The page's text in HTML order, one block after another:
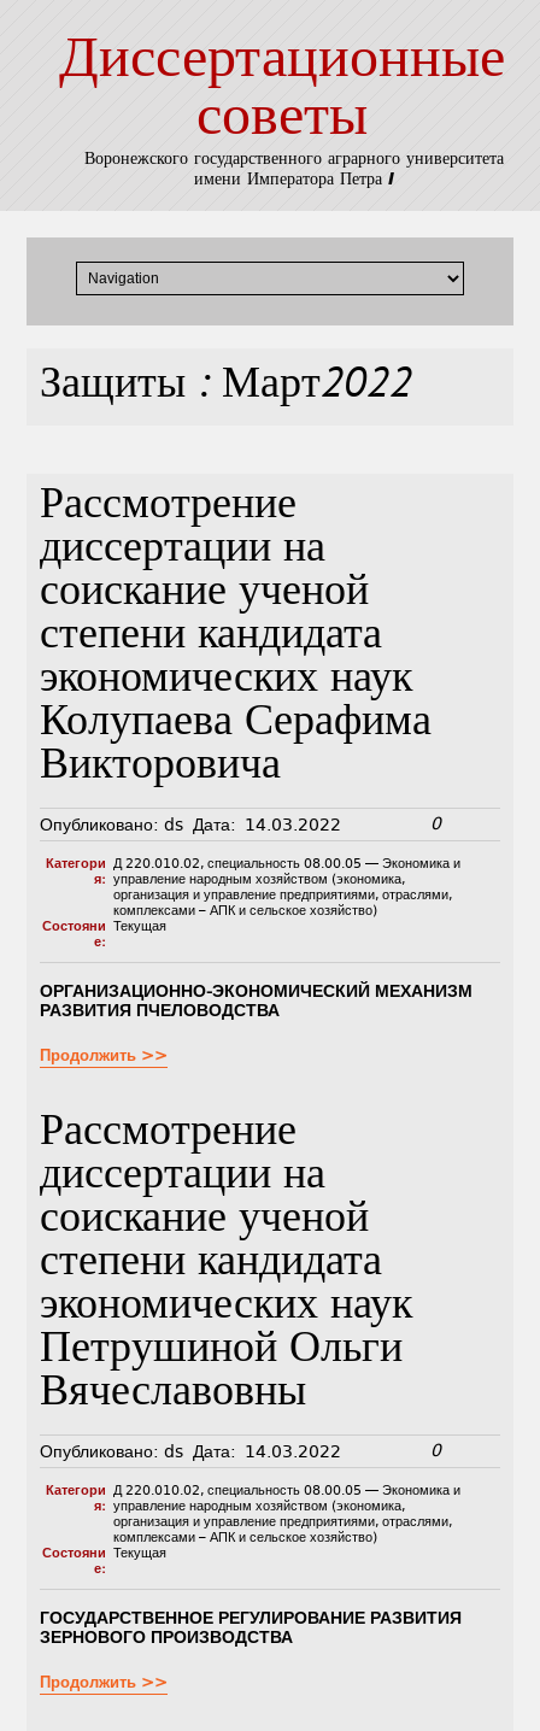
Диссертационные
советы
Воронежского государственного аграрного университета
имени Императора Петра I
Защиты : Март2022
Рассмотрение
диссертации на
соискание ученой
степени кандидата
экономических наук
Колупаева Серафима
Викторовича
Опубликовано: ds Дата: 14.03.2022 0
Категори
я:
Д 220.010.02, специальность 08.00.05 — Экономика и
управление народным хозяйством (экономика,
организация и управление предприятиями, отраслями,
комплексами – АПК и сельское хозяйство)
Состояни
е:
Текущая
ОРГАНИЗАЦИОННО-ЭКОНОМИЧЕСКИЙ МЕХАНИЗМ
РАЗВИТИЯ ПЧЕЛОВОДСТВА
Продолжить >>
Рассмотрение
диссертации на
соискание ученой
степени кандидата
экономических наук
Петрушиной Ольги
Вячеславовны
Опубликовано: ds Дата: 14.03.2022 0
Категори
я:
Д 220.010.02, специальность 08.00.05 — Экономика и
управление народным хозяйством (экономика,
организация и управление предприятиями, отраслями,
комплексами – АПК и сельское хозяйство)
Состояни
е:
Текущая
ГОСУДАРСТВЕННОЕ РЕГУЛИРОВАНИЕ РАЗВИТИЯ
ЗЕРНОВОГО ПРОИЗВОДСТВА
Продолжить >>